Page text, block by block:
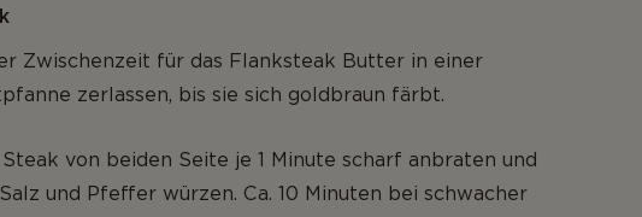
Zwischenzeit für das Flanksteak Butter in einer
zerlassen, bis sie sich goldbraun färbt.
Steak von beiden Seite je 1 Minute scharf anbraten und
und Pfeffer würzen. Ca. 10 Minuten bei schwacher